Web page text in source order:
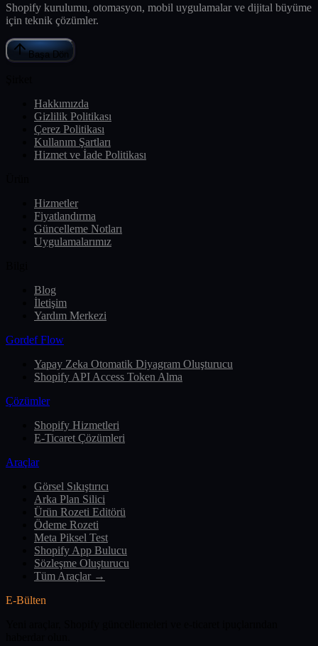
Shopify kurulumu, otomasyon, mobil uygulamalar ve dijital büyüme
için teknik çözümler.
Başa Dön
Hakkımızda
Gizlilik Politikası
Çerez Politikası
Kullanım Şartları
Hizmet ve İade Politikası
Hizmetler
Fiyatlandırma
Güncelleme Notları
Uygulamalarımız
Blog
İletişim
Yardım Merkezi
Gordef Flow
Yapay Zeka Otomatik Diyagram Oluşturucu
Shopify API Access Token Alma
Çözümler
Shopify Hizmetleri
E-Ticaret Çözümleri
Araçlar
Görsel Sıkıştırıcı
Arka Plan Silici
Ürün Rozeti Editörü
Ödeme Rozeti
Meta Piksel Test
Shopify App Bulucu
Sözleşme Oluşturucu
Tüm Araçlar →
E-Bülten